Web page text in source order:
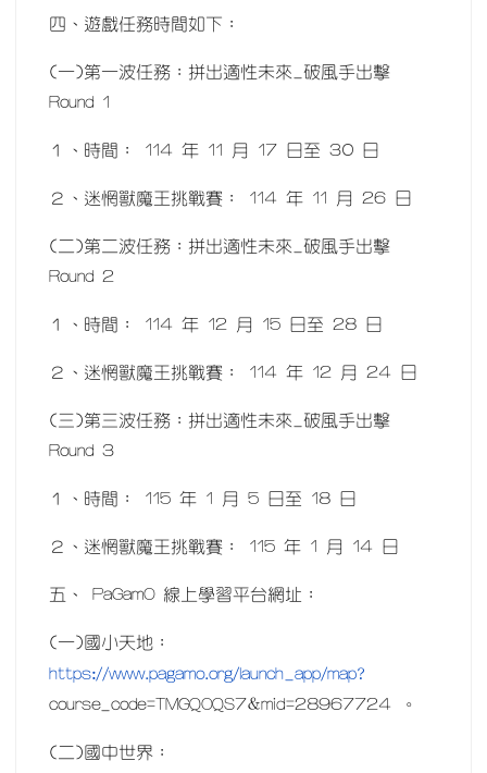
四、遊戲任務時間如下：
(一)第一波任務：拼出適性未來_破風手出擊
Round 1
１、時間： 114 年 11 月 17 日至 30 日
２、迷惘獸魔王挑戰賽： 114 年 11 月 26 日
(二)第二波任務：拼出適性未來_破風手出擊
Round 2
１、時間： 114 年 12 月 15 日至 28 日
２、迷惘獸魔王挑戰賽： 114 年 12 月 24 日
(三)第三波任務：拼出適性未來_破風手出擊
Round 3
１、時間： 115 年 1 月 5 日至 18 日
２、迷惘獸魔王挑戰賽： 115 年 1 月 14 日
五、 PaGamO 線上學習平台網址：
(一)國小天地：
https://www.pagamo.org/launch_app/map?
course_code=TMGQOQS7&mid=28967724 。
(二)國中世界：